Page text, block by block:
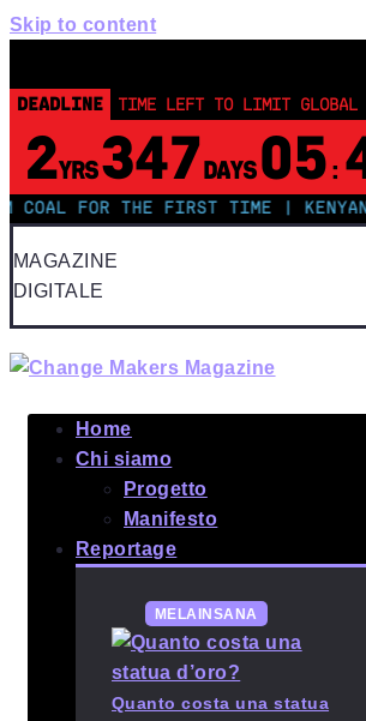
Skip to content
DEADLINE TIME LEFT TO LIMIT GLOBAL
2YRS347DAYS 05 :
FIRST TIME | KENYAN
MAGAZINE
DIGITALE
Home
Chi siamo
Progetto
Manifesto
Reportage
MELAINSANA
Quanto costa una statua